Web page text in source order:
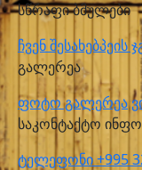
სწრაფი ბმულები
ჩვენ შესახებპეის
გალერეა
ფოტო გალერეა
საკონტაქტო
ტელეფონი+995